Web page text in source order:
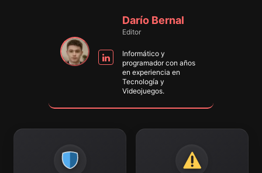
Darío Bernal
Editor
Informático y
programador con años
en experiencia en
Tecnología y
Videojuegos.